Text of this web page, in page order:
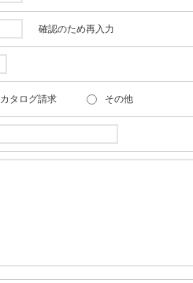
確認のため再入力
カタログ請求 その他